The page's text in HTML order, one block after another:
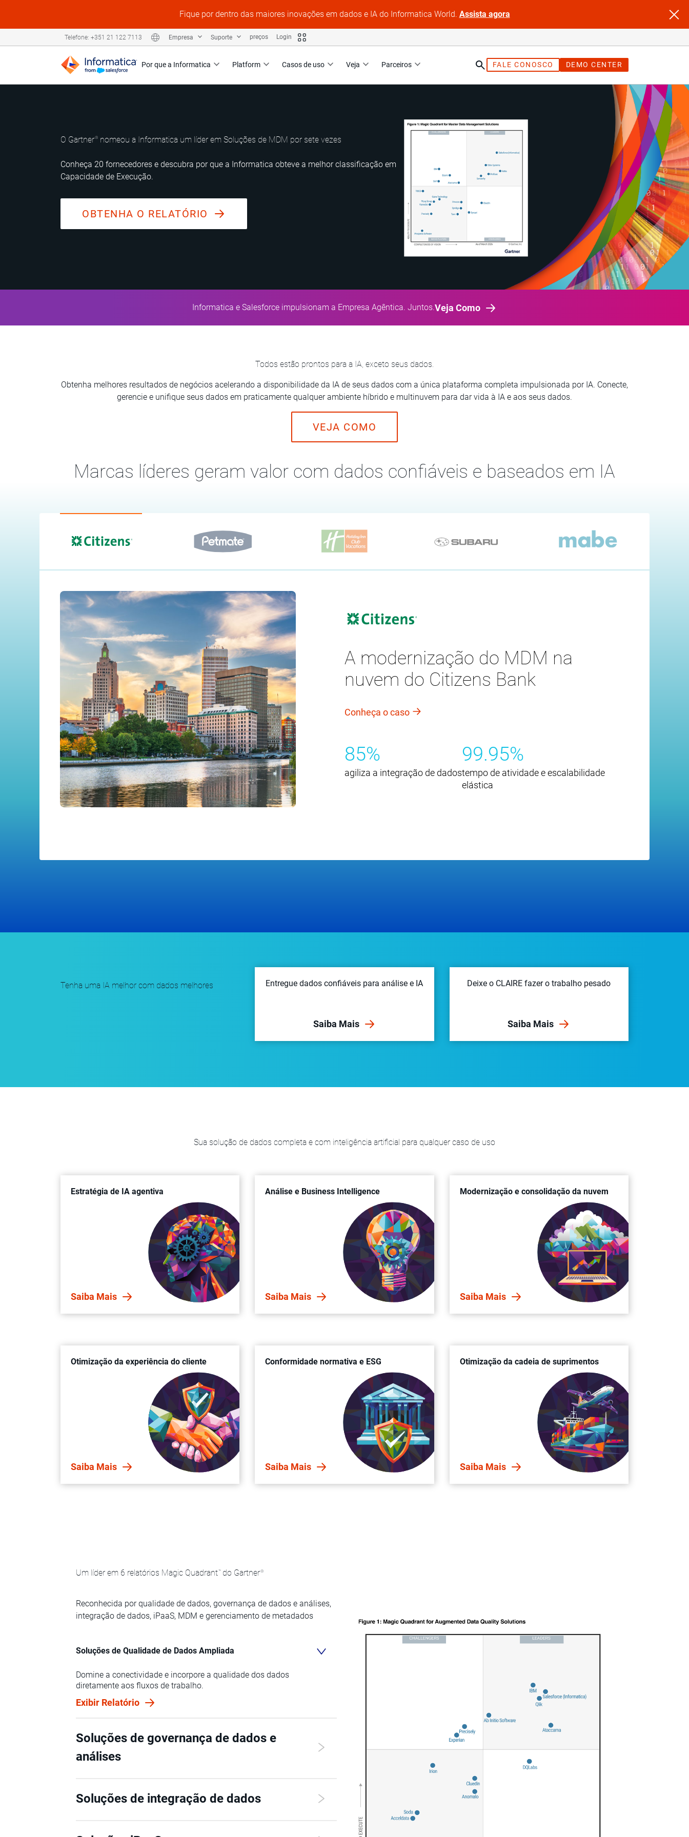
Fique por dentro das maiores inovações em dados e IA do Informatica World. Assista agora
Por que a Informatica Platform Casos de uso Veja Parceiros FALE CONOSCO DEMO CENTER
Telefone: +351 21 122 7113 Empresa Suporte preços Login
O Gartner® nomeou a Informatica um líder em Soluções de MDM por sete vezes
Conheça 20 fornecedores e descubra por que a Informatica obteve a melhor classificação em
Capacidade de Execução.
OBTENHA O RELATÓRIO
Informatica e Salesforce impulsionam a Empresa Agêntica. Juntos.Veja Como
Todos estão prontos para a IA, exceto seus dados.
Obtenha melhores resultados de negócios acelerando a disponibilidade da IA de seus dados com a única plataforma completa impulsionada por IA. Conecte,
gerencie e unifique seus dados em praticamente qualquer ambiente híbrido e multinuvem para dar vida à IA e aos seus dados.
VEJA COMO
Marcas líderes geram valor com dados confiáveis e baseados em IA
A modernização do MDM na
nuvem do Citizens Bank
Conheça o caso
85%
agiliza a integração de dados
99.95%
tempo de atividade e escalabilidade
elástica
Tenha uma IA melhor com dados melhores Entregue dados confiáveis para análise e IA
Saiba Mais
Deixe o CLAIRE fazer o trabalho pesado
Saiba Mais
Sua solução de dados completa e com inteligência artificial para qualquer caso de uso
Estratégia de IA agentiva
Saiba Mais
Análise e Business Intelligence
Saiba Mais
Modernização e consolidação da nuvem
Saiba Mais
Otimização da experiência do cliente
Saiba Mais
Conformidade normativa e ESG
Saiba Mais
Otimização da cadeia de suprimentos
Saiba Mais
Um líder em 6 relatórios Magic Quadrant™do Gartner®
Reconhecida por qualidade de dados, governança de dados e análises,
integração de dados, iPaaS, MDM e gerenciamento de metadados
Soluções de Qualidade de Dados Ampliada
Domine a conectividade e incorpore a qualidade dos dados
diretamente aos fluxos de trabalho.
Exibir Relatório
Soluções de governança de dados e
análises
Soluções de integração de dados